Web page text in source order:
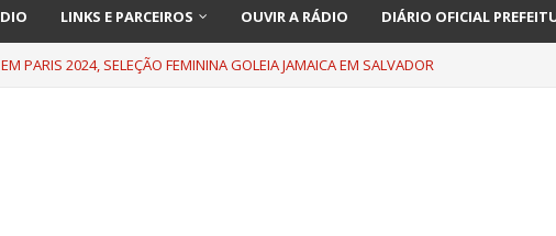
LINKS E PARCEIROS OUVIR A RÁDIO DIÁRIO OFICIAL
PARIS 2024, SELEÇÃO FEMININA GOLEIA JAMAICA EM SALVADOR